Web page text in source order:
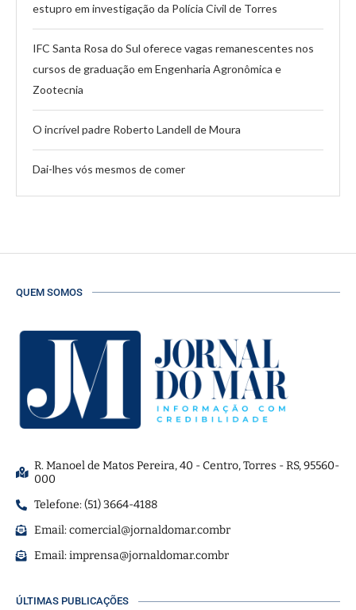
estupro em investigação da Polícia Civil de Torres
IFC Santa Rosa do Sul oferece vagas remanescentes nos
cursos de graduação em Engenharia Agronômica e
Zootecnia
O incrível padre Roberto Landell de Moura
Dai-lhes vós mesmos de comer
QUEM SOMOS
R. Manoel de Matos Pereira, 40 - Centro, Torres - RS, 95560-
000
Telefone: (51) 3664-4188
Email:comercial@jornaldomar.combr
Email:imprensa@jornaldomar.combr
ÚLTIMAS PUBLICAÇÕES